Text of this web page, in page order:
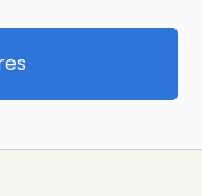
offres